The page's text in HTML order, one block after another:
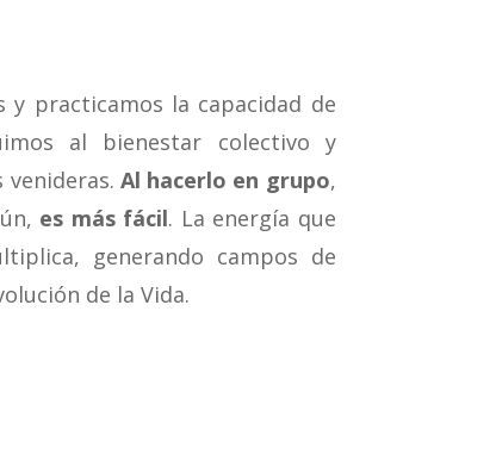
y practicamos la capacidad de
al bienestar colectivo y
venideras. Al hacerlo en grupo,
es más fácil. La energía que
generando campos de
de la Vida.